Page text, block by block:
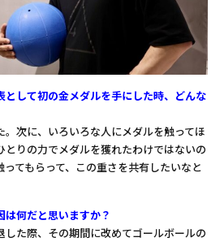
として初の金メダルを手にした時、どんな
。次に、いろいろな人にメダルを触ってほ
とりの力でメダルを獲れたわけではないの
てもらって、この重さを共有したいなと
は何だと思いますか？
した際、その期間に改めてゴールボールの